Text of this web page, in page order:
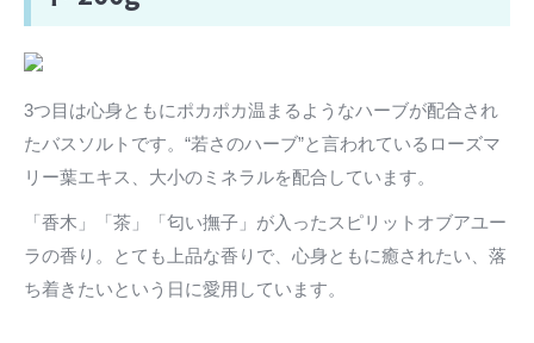
3つ目は心身ともにポカポカ温まるようなハーブが配合され
たバスソルトです。“若さのハーブ”と言われているローズマ
リー葉エキス、大小のミネラルを配合しています。
「香木」「茶」「匂い撫子」が入ったスピリットオブアユー
ラの香り。とても上品な香りで、心身ともに癒されたい、落
ち着きたいという日に愛用しています。